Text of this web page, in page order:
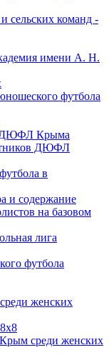
сельских команд -
имени А. Н.
футбола
ДЮФЛ Крыма
ДЮФЛ
в
и содержание
на базовом
лига
футбола
женских
среди женских